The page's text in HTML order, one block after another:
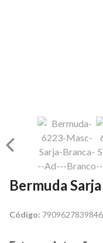
Bermuda
Código: 7909627839846